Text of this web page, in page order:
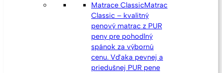
Matrace ClassicMatrac
Classic – kvalitný
penový matrac z PUR
peny pre pohodlný
spánok za výbornú
cenu. Vďaka pevnej a
priedušnej PUR pene